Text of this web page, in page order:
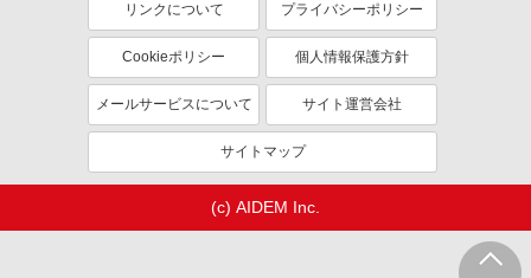
キープ 詳細を見る
パート
ケンタッキーフライドチキン 松山南久米店
時＞土日祝 18:00〜23:00
時給1250円 研修期間：100時間／時給1150円
愛媛県松山市南久米町558番1
リンクについて プライバシーポリシー
Cookieポリシー 個人情報保護方針
メールサービスについて サイト運営会社
サイトマップ
(c) AIDEM Inc.